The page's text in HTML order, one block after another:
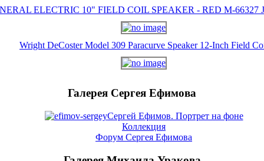
ELECTRIC 10" FIELD COIL SPEAKER - RED M-66327
Wright DeCoster Model 309 Paracurve Speaker 12-Inch Field
Галерея Сергея Ефимова
Сергей Ефимов. Портрет на фоне
Коллекция
Форум Сергея Ефимова